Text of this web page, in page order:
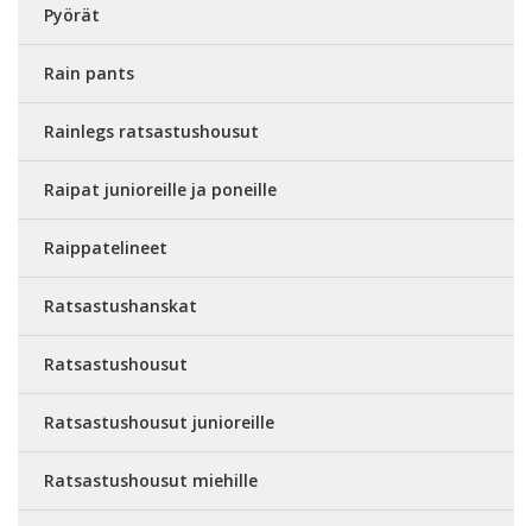
Pyörät
Rain pants
Rainlegs ratsastushousut
Raipat junioreille ja poneille
Raippatelineet
Ratsastushanskat
Ratsastushousut
Ratsastushousut junioreille
Ratsastushousut miehille